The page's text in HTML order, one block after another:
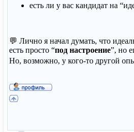
есть ли у вас кандидат на
💬 Лично я начал думать, что
есть просто “под настроение”, но
Но, возможно, у кого-то другой